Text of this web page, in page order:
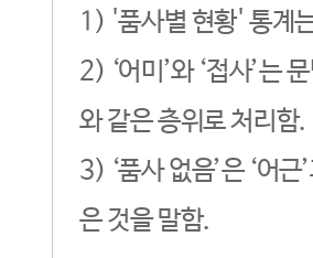
1) '품사별 현황' 통계
2) ‘어미’와 ‘접사’는
와 같은 층위로 처리함.
3) ‘품사 없음’은 ‘어
은 것을 말함.